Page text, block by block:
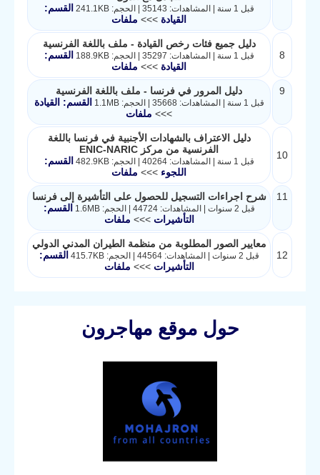
قبل 1 سنة | المشاهدات: 35143 | الحجم: 241.1KB
القسم:
القيادة >>> ملفات
8
دليل جميع فئات رخص القيادة - ملف باللغة الفرنسية
قبل 1 سنة | المشاهدات: 35297 | الحجم: 188.9KB
القسم:
القيادة >>> ملفات
9 دليل المرور في فرنسا - ملف باللغة الفرنسية
قبل 1 سنة | المشاهدات: 35668 | الحجم: 1.1MB
القسم: القيادة
>>> ملفات
10
دليل الاعتراف بالشهادات الأجنبية في فرنسا باللغة
الفرنسية من مركز ENIC-NARIC
قبل 1 سنة | المشاهدات: 40264 | الحجم: 482.9KB
القسم:
اللجوء >>> ملفات
11 شرح اجراءات التسجيل للحصول على التأشيرة إلى فرنسا
قبل 2 سنوات | المشاهدات: 44724 | الحجم: 1.6MB
القسم:
التأشيرات>>> ملفات
12
معايير الصور المطلوبة من منظمة الطيران المدني الدولي
قبل 2 سنوات | المشاهدات: 44564 | الحجم: 415.7KB
القسم:
التأشيرات>>> ملفات
حول موقع مهاجرون